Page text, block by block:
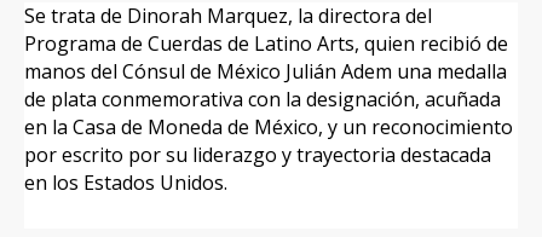
Se trata de Dinorah Marquez, la directora del
Programa de Cuerdas de Latino Arts, quien recibió de
manos del Cónsul de México Julián Adem una medalla
de plata conmemorativa con la designación, acuñada
en la Casa de Moneda de México, y un reconocimiento
por escrito por su liderazgo y trayectoria destacada
en los Estados Unidos.